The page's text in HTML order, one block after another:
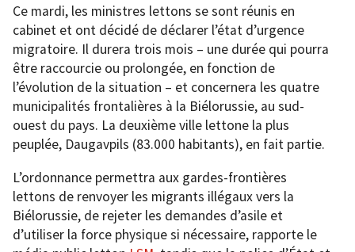
Ce mardi, les ministres lettons se sont réunis en
cabinet et ont décidé de déclarer l’état d’urgence
migratoire. Il durera trois mois – une durée qui pourra
être raccourcie ou prolongée, en fonction de
l’évolution de la situation – et concernera les quatre
municipalités frontalières à la Biélorussie, au sud-
ouest du pays. La deuxième ville lettone la plus
peuplée, Daugavpils (83.000 habitants), en fait partie.
L’ordonnance permettra aux gardes-frontières
lettons de renvoyer les migrants illégaux vers la
Biélorussie, de rejeter les demandes d’asile et
d’utiliser la force physique si nécessaire, rapporte le